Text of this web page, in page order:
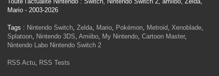
Mario - 2003-2026
Tags : Nintendo Switch, Zelda, Mario, Pokémon, Metroid, Xenoblade,
Splatoon, Nintendo 3DS, Amiibo, My Nintendo, Cartoon Master,
Nintendo Labo Nintendo Switch 2
RSS Actu, RSS Tests